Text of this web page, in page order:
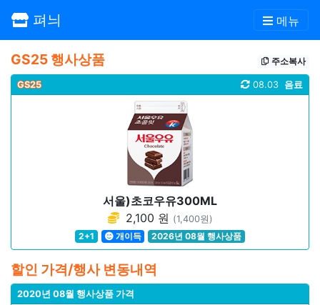
펴늬 메뉴
GS25 행사상품 주소복사
GS25 음료
08.03
서울)초코우유300ML
2,100 원 (1,400원)
2+1
개이득 2026년 08월 행사상품
할인 가격/행사 변동내역
2020년 08월 행사상품 가격